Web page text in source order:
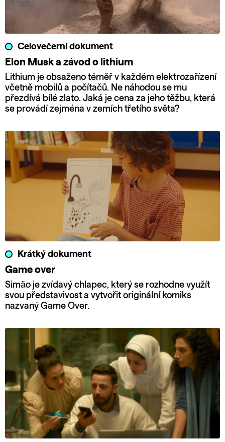
Celovečerní dokument
Elon Musk a závod o lithium
Lithium je obsaženo téměř v každém elektrozařízení
včetně mobilů a počítačů. Ne náhodou se mu
přezdívá bílé zlato. Jaká je cena za jeho těžbu, která
se provádí zejména v zemích třetího světa?
Krátký dokument
Game over
Simão je zvídavý chlapec, který se rozhodne využít
svou představivost a vytvořit originální komiks
nazvaný Game Over.